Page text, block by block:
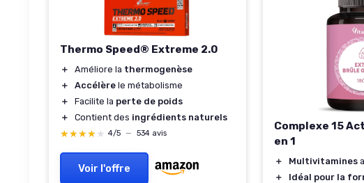
Thermo Speed® Extreme 2.0
＋ Améliore la thermogenèse
＋
Accélère le métabolisme
＋
Facilite la perte de poids
＋
Contient des ingrédients naturels
★★★★★
★★★★★ 4/5 — 534 avis
Voir l'offre
Complexe 15
en 1
＋ Multivitamines
＋
Idéal pour la